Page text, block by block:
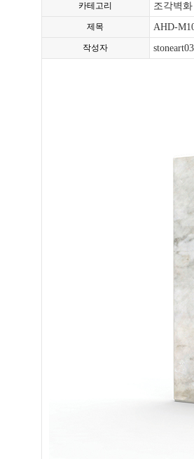
카테고리 조각벽화
제목 AHD-
작성자 stoneart03